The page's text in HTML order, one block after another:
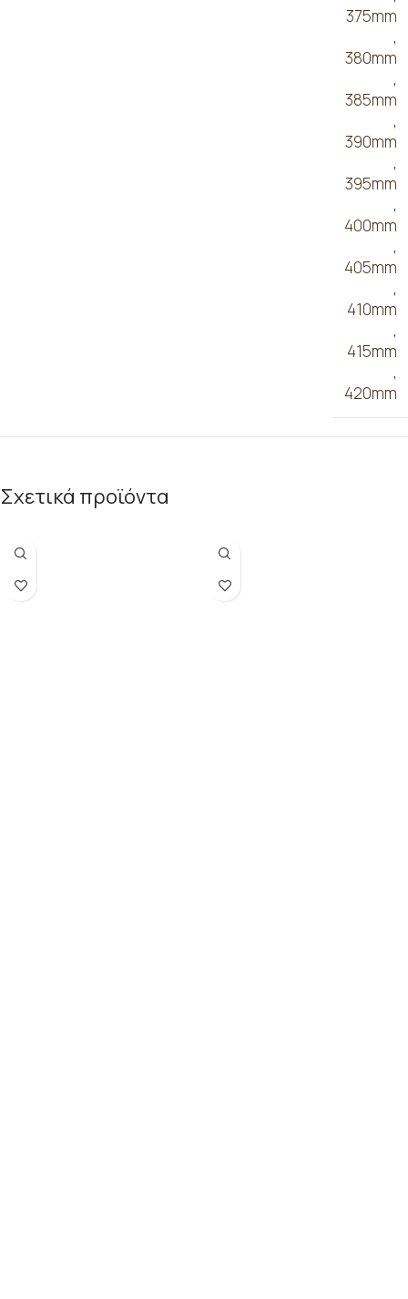
375mm
,
380mm
,
385mm
,
390mm
,
395mm
,
400mm
,
405mm
,
410mm
,
415mm
,
420mm
Σχετικά προϊόντα